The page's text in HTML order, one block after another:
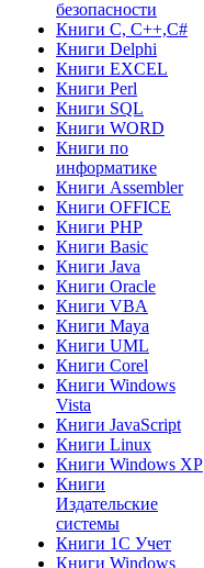
безопасности
Книги C, C++,С#
Книги Delphi
Книги EXCEL
Книги Perl
Книги SQL
Книги WORD
Книги по
информатике
Книги Assembler
Книги OFFICE
Книги PHP
Книги Basic
Книги Java
Книги Oracle
Книги VBA
Книги Maya
Книги UML
Книги Corel
Книги Windows
Vista
Книги JavaScript
Книги Linux
Книги Windows XP
Книги
Издательские
системы
Книги 1C Учет
Книги Windows